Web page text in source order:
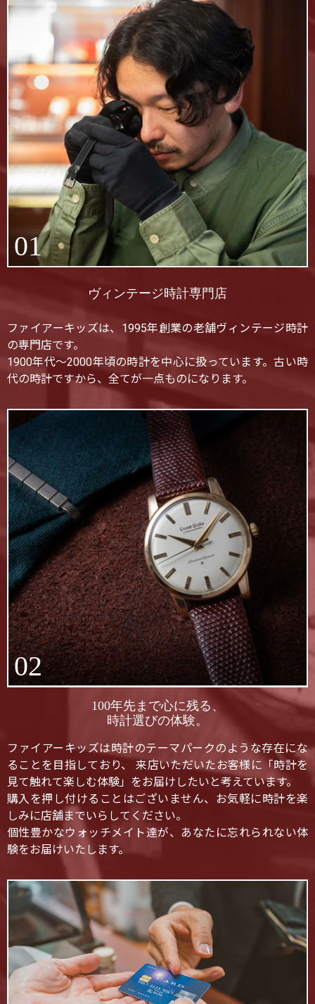
01
ヴィンテージ時計専門店
ファイアーキッズは、1995年創業の老舗ヴィンテージ時計
の専門店です。
1900年代〜2000年頃の時計を中心に扱っています。古い時
代の時計ですから、全てが一点ものになります。
02
100年先まで心に残る、
時計選びの体験。
ファイアーキッズは時計のテーマパークのような存在にな
ることを目指しており、 来店いただいたお客様に「時計を
見て触れて楽しむ体験」をお届けしたいと考えています。
購入を押し付けることはございません、お気軽に時計を楽
しみに店舗までいらしてください。
個性豊かなウォッチメイト達が、あなたに忘れられない体
験をお届けいたします。